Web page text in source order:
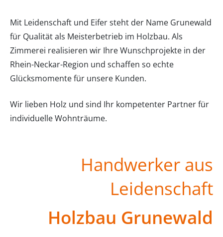
Handwerker aus
Leidenschaft
Holzbau Grunewald
Mit Leidenschaft und Eifer steht der Name Grunewald
für Qualität als Meisterbetrieb im Holzbau. Als
Zimmerei realisieren wir Ihre Wunschprojekte in der
Rhein-Neckar-Region und schaffen so echte
Glücksmomente für unsere Kunden.
Wir lieben Holz und sind Ihr kompetenter Partner für
individuelle Wohnträume.